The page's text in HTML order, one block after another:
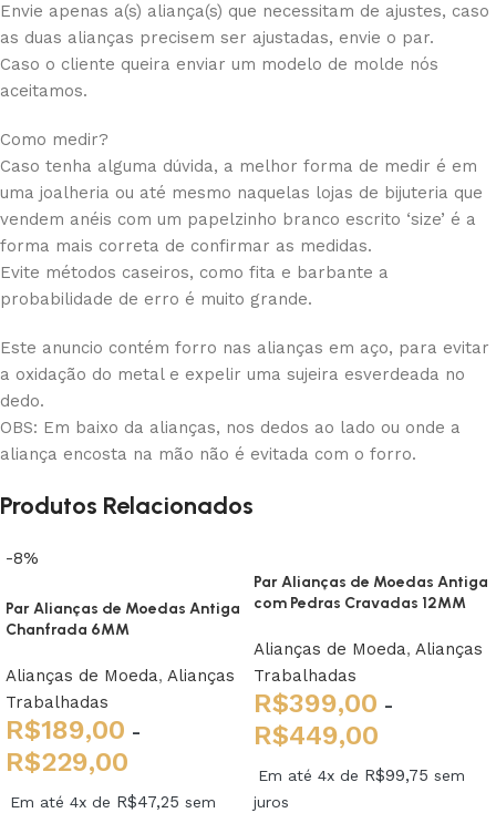
Envie apenas a(s) aliança(s) que necessitam de ajustes, caso
as duas alianças precisem ser ajustadas, envie o par.
Caso o cliente queira enviar um modelo de molde nós
aceitamos.
Como medir?
Caso tenha alguma dúvida, a melhor forma de medir é em
uma joalheria ou até mesmo naquelas lojas de bijuteria que
vendem anéis com um papelzinho branco escrito ‘size’ é a
forma mais correta de confirmar as medidas.
Evite métodos caseiros, como fita e barbante a
probabilidade de erro é muito grande.
Este anuncio contém forro nas alianças em aço, para evitar
a oxidação do metal e expelir uma sujeira esverdeada no
dedo.
OBS: Em baixo da alianças, nos dedos ao lado ou onde a
aliança encosta na mão não é evitada com o forro.
Produtos Relacionados
-8%
Par Alianças de Moedas Antiga
Chanfrada 6MM
Alianças de Moeda, Alianças
Trabalhadas
R$189,00 -
R$229,00
Em até 4x de R$47,25 sem
Par Alianças de Moedas Antiga
com Pedras Cravadas 12MM
Alianças de Moeda, Alianças
Trabalhadas
R$399,00 -
R$449,00
Em até 4x de R$99,75 sem
juros